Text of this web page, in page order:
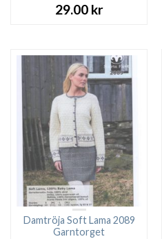
29.00 kr
Damtröja Soft Lama 2089
Garntorget